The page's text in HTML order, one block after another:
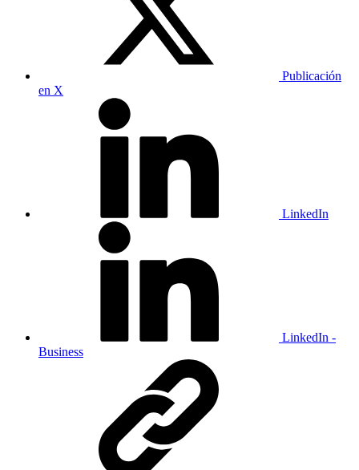
Publicación
en X
LinkedIn
LinkedIn -
Business